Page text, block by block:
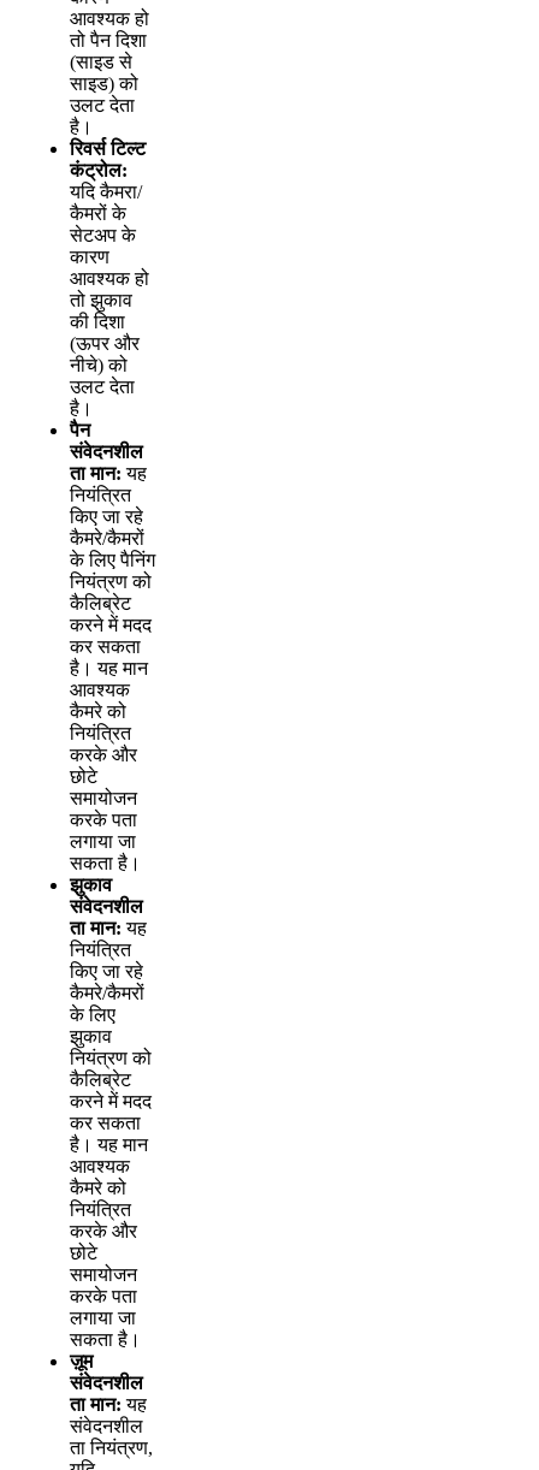
आवशयक ह
त पन दश
(सइड स
सइड) क
उलट दत
ह ।
रवर टलट
कटरल:
यद कमर/
कमर क
सटअप क
करण
आवशयक ह
त झकव
क दश
(ऊपर और
नच) क
उलट दत
ह ।
पन
सवदनशल
त मन: यह
नयतत
कए ज रह
कमर/कमर
क लए पनग
नयतरण क
कलबरट
करन म मदद
कर सकत
ह । यह मन
आवशयक
कमर क
नयतत
करक और
छट
समयजन
करक पत
लगय ज
सकत ह ।
झकव
सवदनशल
त मन: यह
नयतत
कए ज रह
कमर/कमर
क लए
झकव
नयतरण क
कलबरट
करन म मदद
कर सकत
ह । यह मन
आवशयक
कमर क
नयतत
करक और
छट
समयजन
करक पत
लगय ज
सकत ह ।
जम
सवदनशल
त मन: यह
सवदनशल
त नयतरण,